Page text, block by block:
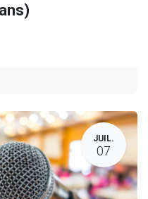
JUIL.
07